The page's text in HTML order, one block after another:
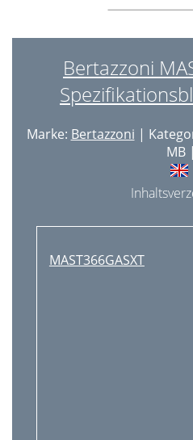
Bertazzoni
Marke: Bertazzoni |
MB |
MAST366GASXT